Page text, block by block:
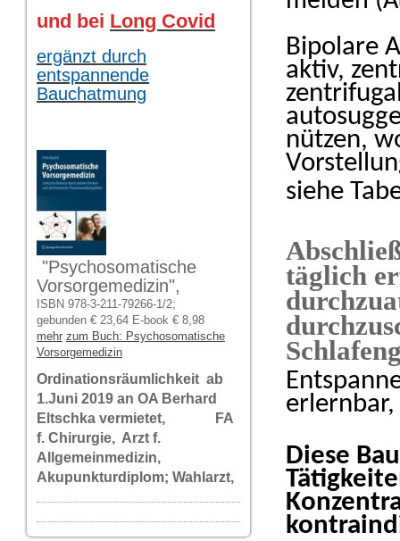
und bei Long Covid
ergänzt durch
entspannende
Bauchatmung
"Psychosomatische
Vorsorgemedizin",
ISBN 978-3-211-79266-1/2;
gebunden € 23,64 E-book € 8,98
mehr zum Buch: Psychosomatische
Vorsorgemedizin
Ordinationsräumlichkeit ab
1.Juni 2019 an OA Berhard
Eltschka vermietet, FA
f. Chirurgie, Arzt f.
Allgemeinmedizin,
Akupunkturdiplom; Wahlarzt,
Bipolare
aktiv,
nützen,
siehe
täglich
Diese